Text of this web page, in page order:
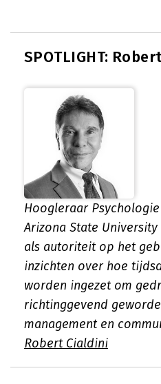
SPOTLIGHT:
Hoogleraar
Arizona State
als autoriteit op het
inzichten over hoe
worden ingezet om
richtinggevend
management en
Robert Cialdini